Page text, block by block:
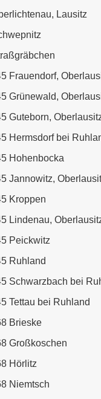
Lausitz
Frauendorf,
Grünewald,
Guteborn,
Hermsdorf bei
Hohenbocka
Jannowitz,
Kroppen
Lindenau,
Peickwitz
Ruhland
Schwarzbach bei
Tettau bei Ruhland
Brieske
Großkoschen
Hörlitz
Niemtsch